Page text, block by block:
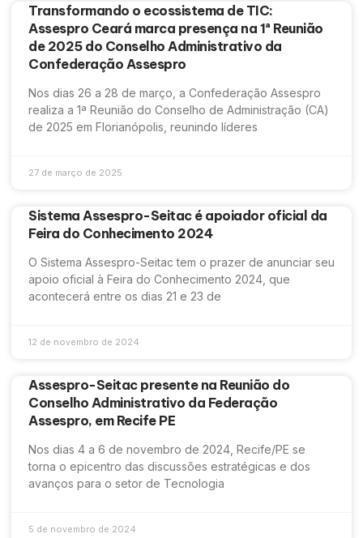
Transformando o ecossistema de TIC:
Assespro Ceará marca presença na 1ª Reunião
de 2025 do Conselho Administrativo da
Confederação Assespro
Nos dias 26 a 28 de março, a Confederação Assespro
realiza a 1ª Reunião do Conselho de Administração (CA)
de 2025 em Florianópolis, reunindo líderes
27 de março de 2025
Sistema Assespro-Seitac é apoiador oficial da
Feira do Conhecimento 2024
O Sistema Assespro-Seitac tem o prazer de anunciar seu
apoio oficial à Feira do Conhecimento 2024, que
acontecerá entre os dias 21 e 23 de
12 de novembro de 2024
Assespro-Seitac presente na Reunião do
Conselho Administrativo da Federação
Assespro, em Recife PE
Nos dias 4 a 6 de novembro de 2024, Recife/PE se
torna o epicentro das discussões estratégicas e dos
avanços para o setor de Tecnologia
5 de novembro de 2024